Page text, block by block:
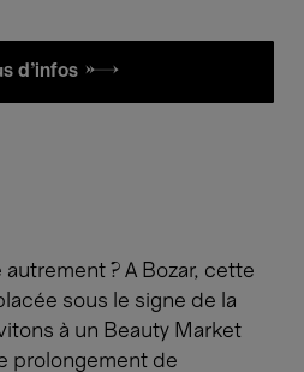
d'infos £
? A Bozar, cette
sous le signe de la
à un Beauty Market
prolongement de